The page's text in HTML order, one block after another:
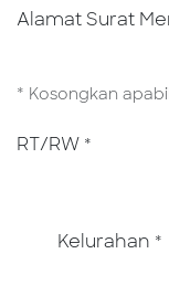
Alamat Surat
* Kosongkan
RT/RW *
Kelurahan *